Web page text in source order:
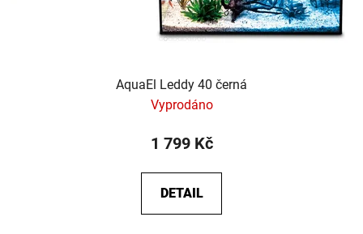
AquaEl Leddy 40 černá
Vyprodáno
1 799 Kč
DETAIL